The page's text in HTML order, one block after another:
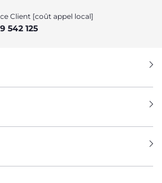
Client [coût appel local]
542 125